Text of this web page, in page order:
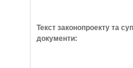
Текст законопроекту та
документи: